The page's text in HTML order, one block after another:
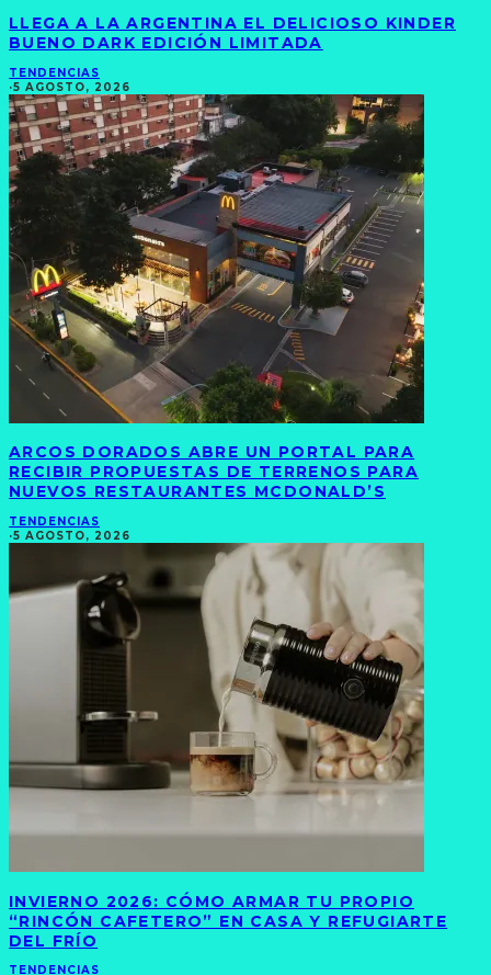
LLEGA A LA ARGENTINA EL DELICIOSO KINDER
BUENO DARK EDICIÓN LIMITADA
TENDENCIAS
·5 AGOSTO, 2026
ARCOS DORADOS ABRE UN PORTAL PARA
RECIBIR PROPUESTAS DE TERRENOS PARA
NUEVOS RESTAURANTES MCDONALD’S
TENDENCIAS
·5 AGOSTO, 2026
INVIERNO 2026: CÓMO ARMAR TU PROPIO
“RINCÓN CAFETERO” EN CASA Y REFUGIARTE
DEL FRÍO
TENDENCIAS